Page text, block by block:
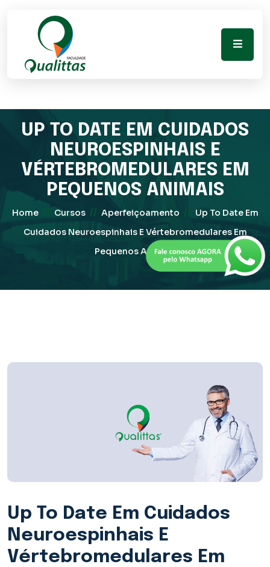
UP TO DATE EM CUIDADOS
NEUROESPINHAIS E
VÉRTEBROMEDULARES EM
PEQUENOS ANIMAIS
Home // Cursos // Aperfeiçoamento //
Up To Date Em
Cuidados Neuroespinhais E Vértebromedulares Em
Pequenos Animais
Up To Date Em Cuidados
Neuroespinhais E
Vértebromedulares Em